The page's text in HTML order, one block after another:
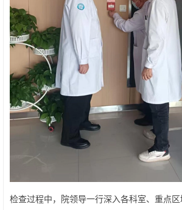
检查过程中，院领导一行深入各科室、重点